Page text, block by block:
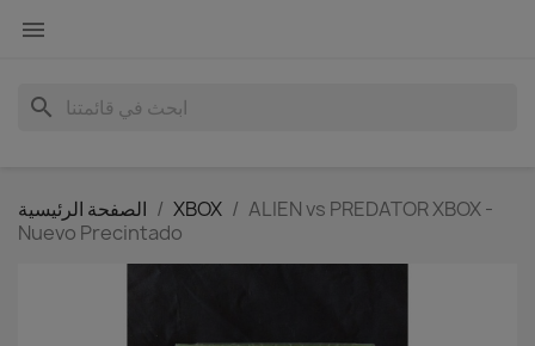

search
الصفحة الرئيسية XBOX
ALIEN vs PREDATOR XBOX -
Nuevo Precintado